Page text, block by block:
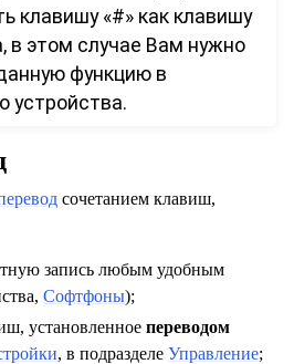
клавишу «#» как клавишу
в этом случае Вам нужно
функцию в
устройства.
сочетанием клавиш,
запись любым удобным
Софтфоны);
установленноепереводом
, в подразделеУправление;